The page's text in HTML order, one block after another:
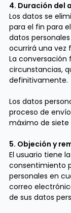
4. Duración del
Los datos se
para el fin para
datos
ocurrirá una vez
La conversación
circunstancias,
definitivamente.
Los datos
proceso de
máximo de siete
5. Objeción y
El usuario tiene
consentimiento
personales en
correo
de sus datos